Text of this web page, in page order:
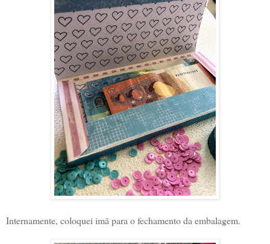
Internamente, coloquei imã para o fechamento da embalagem.